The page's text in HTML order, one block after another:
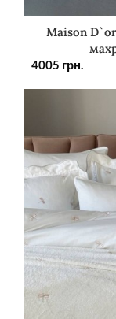
Maison
4005 грн.